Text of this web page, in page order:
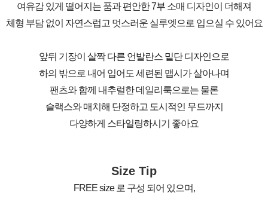
여유감 있게 떨어지는 품과 편안한 7부 소매 디자인이 더해져
체형 부담 없이 자연스럽고 멋스러운 실루엣으로 입으실 수 있어요
앞뒤 기장이 살짝 다른 언발란스 밑단 디자인으로
하의 밖으로 내어 입어도 세련된 맵시가 살아나며
팬츠와 함께 내추럴한 데일리룩으로는 물론
슬랙스와 매치해 단정하고 도시적인 무드까지
다양하게 스타일링하시기 좋아요
Size Tip
FREE size 로 구성 되어 있으며,